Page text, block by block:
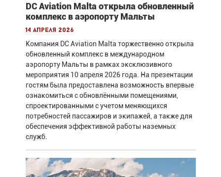
DC Aviation Malta открыла обновленный
комплекс в аэропорту Мальты
14 апреля 2026
Компания DC Aviation Malta торжественно открыла
обновленный комплекс в международном
аэропорту Мальты в рамках эксклюзивного
мероприятия 10 апреля 2026 года. На презентации
гостям была предоставлена возможность впервые
ознакомиться с обновлёнными помещениями,
спроектированными с учетом меняющихся
потребностей пассажиров и экипажей, а также для
обеспечения эффективной работы наземных
служб.